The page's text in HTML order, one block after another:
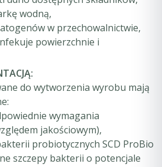
wodną,
w przechowalnictwie,
powierzchnie i
do wytworzenia wyrobu mają
wymagania
jakościowym),
probiotycznych SCD ProBio
szczepy bakterii o potencjale